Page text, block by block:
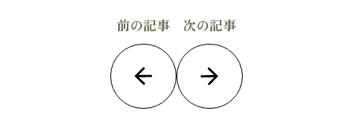
前の記事 次の記事